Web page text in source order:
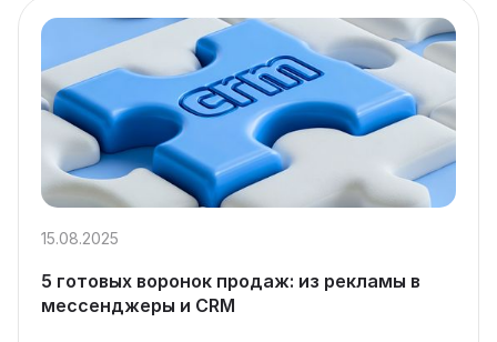
15.08.2025
5 готовых воронок продаж: из рекламы в
мессенджеры и CRM